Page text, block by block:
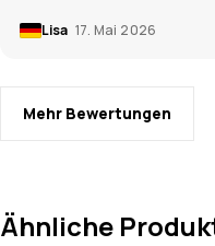
Lisa 17. Mai 2026
Mehr Bewertungen
Ähnliche